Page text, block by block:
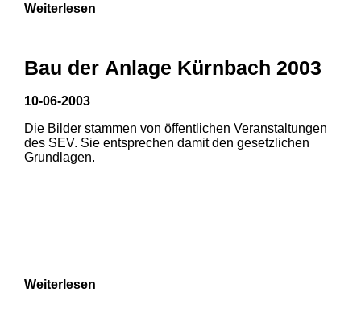
Weiterlesen
Bau der Anlage Kürnbach 2003
10-06-2003
Die Bilder stammen von öffentlichen Veranstaltungen
des SEV. Sie entsprechen damit den gesetzlichen
Grundlagen.
Weiterlesen